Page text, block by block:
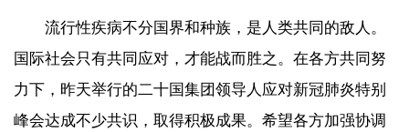
流行性疾病不分国界和种族，是人类共同的敌人。
国际社会只有共同应对，才能战而胜之。在各方共同努
力下，昨天举行的二十国集团领导人应对新冠肺炎特别
峰会达成不少共识，取得积极成果。希望各方加强协调